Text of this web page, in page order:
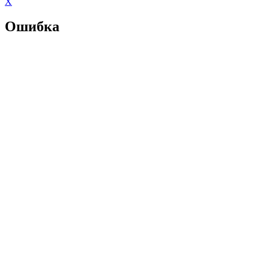
Ошибка